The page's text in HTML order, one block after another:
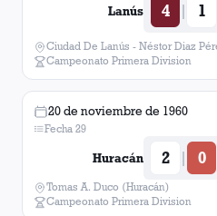
Lanús 4 | 1
Ciudad De Lanús - Néstor Diaz
Campeonato Primera Division
20 de noviembre de 1960
Fecha 29
Huracán 2 | 0
Tomas A. Duco (Huracán)
Campeonato Primera Division